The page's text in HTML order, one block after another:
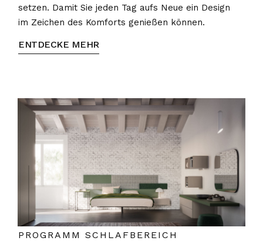
setzen. Damit Sie jeden Tag aufs Neue ein Design
im Zeichen des Komforts genießen können.
ENTDECKE MEHR
PROGRAMM SCHLAFBEREICH